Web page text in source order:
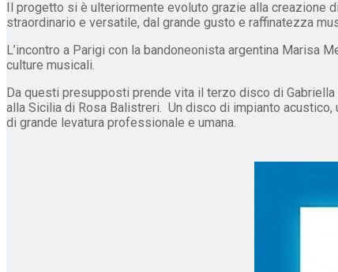
Il progetto si è ulteriormente evoluto grazie alla creazione
straordinario e versatile, dal grande gusto e raffinatezza
L’incontro a Parigi con la bandoneonista argentina Marisa
culture musicali.
Da questi presupposti prende vita il terzo disco di Gabriella
alla Sicilia di Rosa Balistreri. Un disco di impianto
di grande levatura professionale e umana.